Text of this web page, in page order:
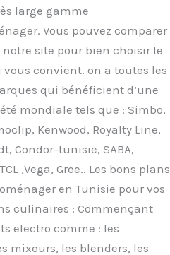
large gamme
Vous pouvez comparer
notre site pour bien choisir le
convient. on a toutes les
qui bénéficient d’une
mondiale tels que : Simbo,
Kenwood, Royalty Line,
Condor-tunisie, SABA,
,Vega, Gree.. Les bons plans
en Tunisie pour vos
culinaires : Commençant
electro comme : les
mixeurs, les blenders, les